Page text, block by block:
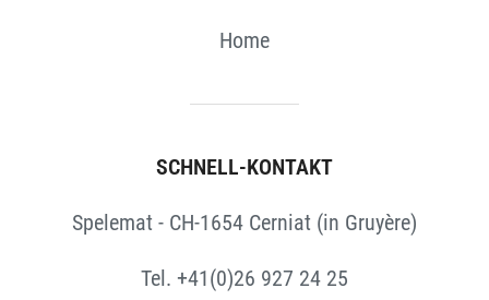
Home
SCHNELL-KONTAKT
Spelemat - CH-1654 Cerniat (in Gruyère)
Tel. +41(0)26 927 24 25